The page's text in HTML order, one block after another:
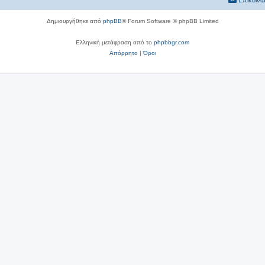
Δημιουργήθηκε από phpBB® Forum Software © phpBB Limited
Ελληνική μετάφραση από το phpbbgr.com
Απόρρητο|Όροι